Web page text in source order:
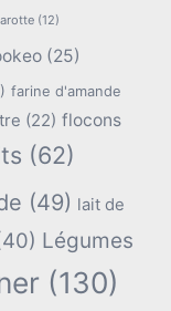
(12)
(25)
farine d'amande
(22) flocons
(62)
(49)
lait de
Légumes
(130)